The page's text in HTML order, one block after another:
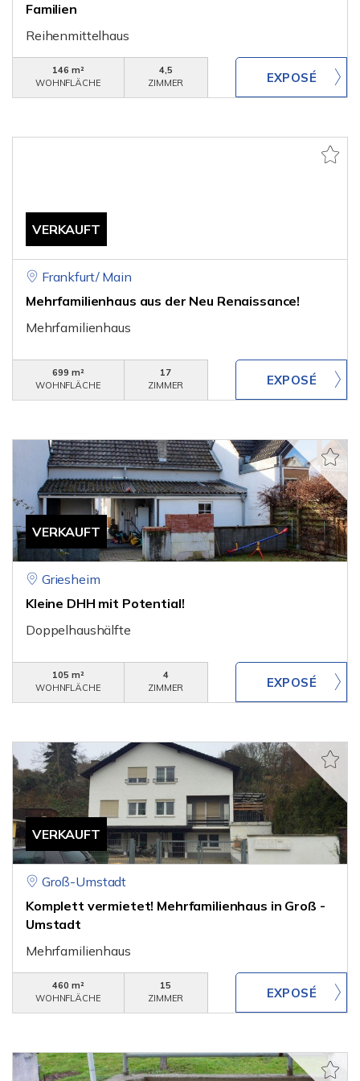
Familien
Reihenmittelhaus
146 m²
WOHNFLÄCHE
4,5
ZIMMER
VERKAUFT
Frankfurt/ Main
Mehrfamilienhaus aus der Neu Renaissance!
Mehrfamilienhaus
699 m²
WOHNFLÄCHE
17
ZIMMER
VERKAUFT
Griesheim
Kleine DHH mit Potential!
Doppelhaushälfte
105 m²
WOHNFLÄCHE
4
ZIMMER
VERKAUFT
Groß-Umstadt
Komplett vermietet! Mehrfamilienhaus in Groß -
Umstadt
Mehrfamilienhaus
460 m²
WOHNFLÄCHE
15
ZIMMER